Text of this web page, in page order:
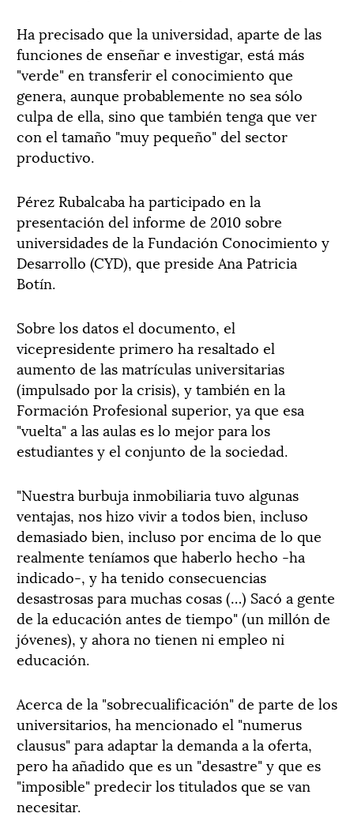
Ha precisado que la universidad, aparte de las
funciones de enseñar e investigar, está más
"verde" en transferir el conocimiento que
genera, aunque probablemente no sea sólo
culpa de ella, sino que también tenga que ver
con el tamaño "muy pequeño" del sector
productivo.
Pérez Rubalcaba ha participado en la
presentación del informe de 2010 sobre
universidades de la Fundación Conocimiento y
Desarrollo (CYD), que preside Ana Patricia
Botín.
Sobre los datos el documento, el
vicepresidente primero ha resaltado el
aumento de las matrículas universitarias
(impulsado por la crisis), y también en la
Formación Profesional superior, ya que esa
"vuelta" a las aulas es lo mejor para los
estudiantes y el conjunto de la sociedad.
"Nuestra burbuja inmobiliaria tuvo algunas
ventajas, nos hizo vivir a todos bien, incluso
demasiado bien, incluso por encima de lo que
realmente teníamos que haberlo hecho -ha
indicado-, y ha tenido consecuencias
desastrosas para muchas cosas (…) Sacó a gente
de la educación antes de tiempo" (un millón de
jóvenes), y ahora no tienen ni empleo ni
educación.
Acerca de la "sobrecualificación" de parte de los
universitarios, ha mencionado el "numerus
clausus" para adaptar la demanda a la oferta,
pero ha añadido que es un "desastre" y que es
"imposible" predecir los titulados que se van
necesitar.